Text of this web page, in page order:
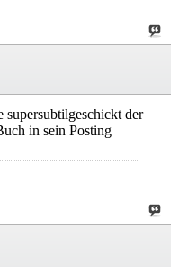
der
in sein Posting